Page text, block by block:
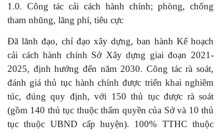
1.0. Công tác cải cách hành chính; phòng, chống
tham nhũng, lãng phí, tiêu cực
Đã lãnh đạo, chỉ đạo xây dựng, ban hành Kế hoạch
cải cách hành chính Sở Xây dựng giai đoạn 2021-
2025, định hướng đến năm 2030. Công tác rà soát,
đánh giá thủ tục hành chính được triển khai nghiêm
túc, đúng quy định, với 150 thủ tục được rà soát
(gồm 140 thủ tục thuộc thẩm quyền của Sở và 10 thủ
tục thuộc UBND cấp huyện). 100% TTHC thuộc